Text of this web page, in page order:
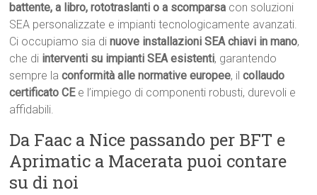
battente, a libro, rototraslanti o a scomparsa con soluzioni
SEA personalizzate e impianti tecnologicamente avanzati.
Ci occupiamo sia dinuove installazioni SEA chiavi in mano,
che di interventi su impianti SEA esistenti, garantendo
sempre laconformità alle normative europee, ilcollaudo
certificato CEe l’impiego di componenti robusti, durevoli e
affidabili.
Da Faac a Nice passando per BFT e
Aprimatic a Macerata puoi contare
su di noi